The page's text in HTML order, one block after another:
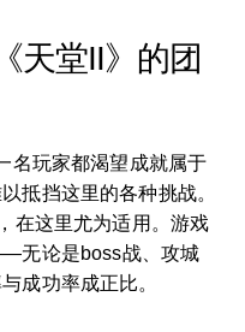
天堂II》的团
名玩家都渴望成就属于
抵挡这里的各种挑战。
在这里尤为适用。游戏
无论是boss战、攻城
成功率成正比。